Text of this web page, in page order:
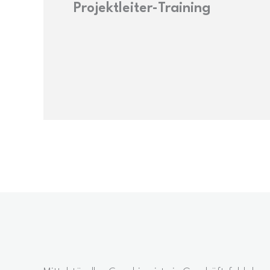
Projektleiter-Training